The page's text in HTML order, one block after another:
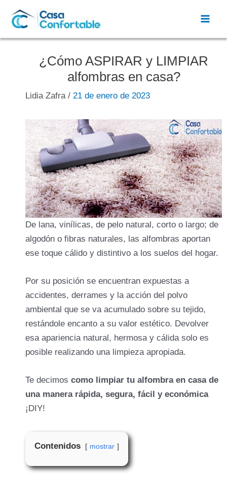
¿Cómo ASPIRAR y LIMPIAR
alfombras en casa?
Lidia Zafra / 21 de enero de 2023
De lana, vinílicas, de pelo natural, corto o largo; de
algodón o fibras naturales, las alfombras aportan
ese toque cálido y distintivo a los suelos del hogar.
Por su posición se encuentran expuestas a
accidentes, derrames y la acción del polvo
ambiental que se va acumulado sobre su tejido,
restándole encanto a su valor estético. Devolver
esa apariencia natural, hermosa y cálida solo es
posible realizando una limpieza apropiada.
Te decimos como limpiar tu alfombra en casa de
una manera rápida, segura, fácil y económica
¡DIY!
Contenidos mostrar